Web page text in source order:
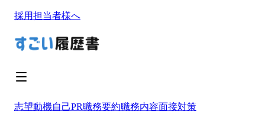
採用担当者様へ
志望動機自己PR職務要約職務内容面接対策